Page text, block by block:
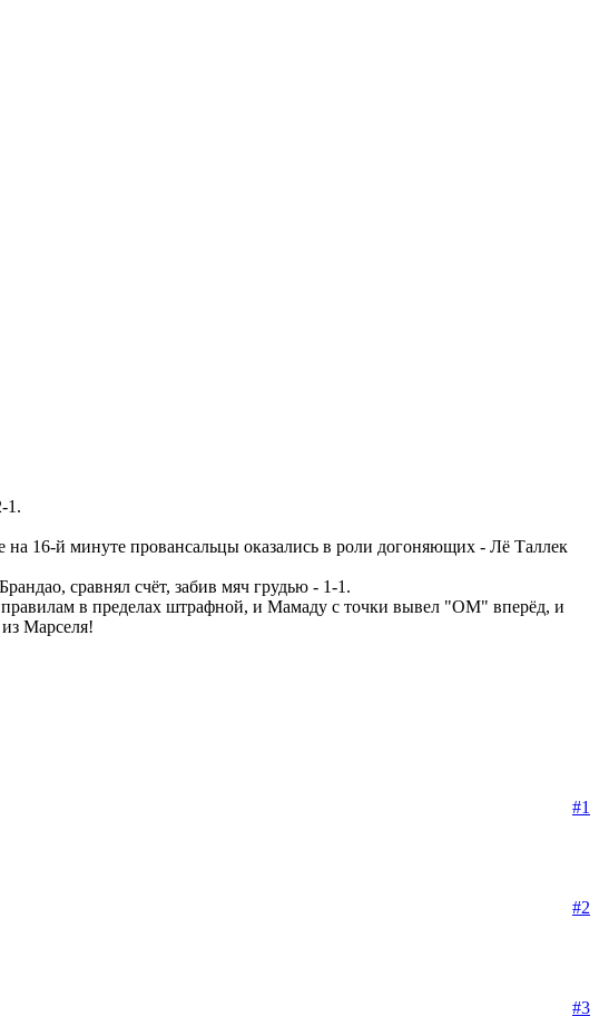
1.
16-й минуте провансальцы оказались в роли догоняющих - Лё Таллек
сравнял счёт, забив мяч грудью - 1-1.
в пределах штрафной, и Мамаду с точки вывел "ОМ" вперёд, и
Марселя!
#1
#2
#3